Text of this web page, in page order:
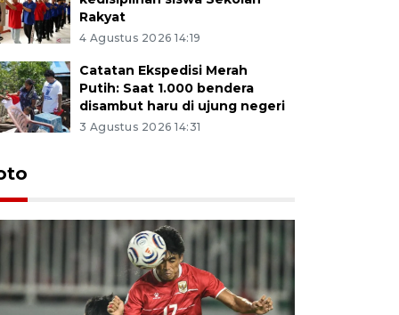
Rakyat
4 Agustus 2026 14:19
Catatan Ekspedisi Merah
Putih: Saat 1.000 bendera
disambut haru di ujung negeri
3 Agustus 2026 14:31